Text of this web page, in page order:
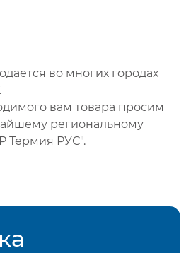
во многих городах
вам товара просим
региональному
Термия РУС".